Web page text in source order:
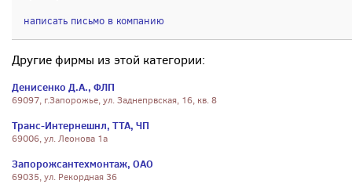
написать письмо в компанию
Другие фирмы из этой категории:
Денисенко Д.А., ФЛП
69097, г.Запорожье, ул. Заднепрвская, 16, кв. 8
Транс-Интернешнл, ТТА, ЧП
69006, ул. Леонова 1а
Запорожсантехмонтаж, ОАО
69035, ул. Рекордная 36